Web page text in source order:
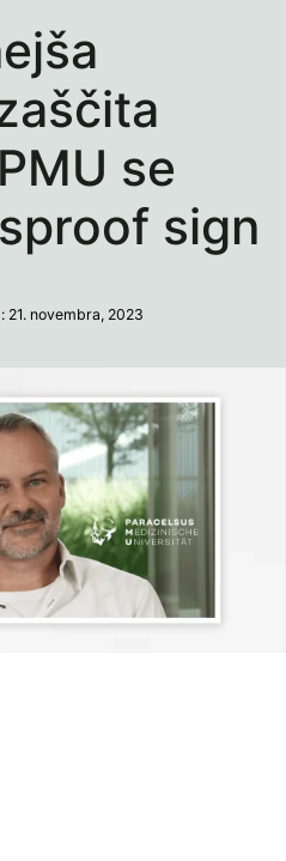
se
sign
21. novembra, 2023